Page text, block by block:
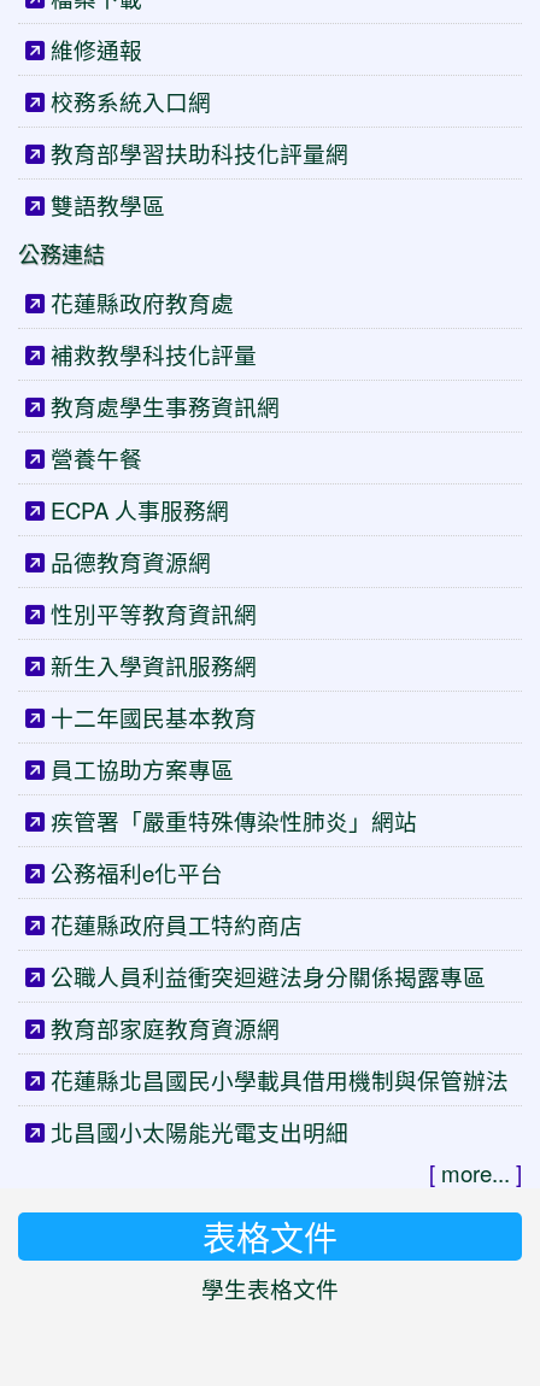
維修通報
校務系統入口網
教育部學習扶助科技化評量網
雙語教學區
公務連結
花蓮縣政府教育處
補救教學科技化評量
教育處學生事務資訊網
營養午餐
ECPA 人事服務網
品德教育資源網
性別平等教育資訊網
新生入學資訊服務網
十二年國民基本教育
員工協助方案專區
疾管署「嚴重特殊傳染性肺炎」網站
公務福利e化平台
花蓮縣政府員工特約商店
公職人員利益衝突迴避法身分關係揭露專區
教育部家庭教育資源網
花蓮縣北昌國民小學載具借用機制與保管辦法
北昌國小太陽能光電支出明細
[ more... ]
表格文件
學生表格文件